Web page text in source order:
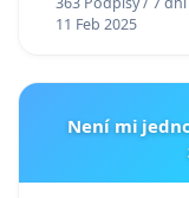
11 Feb 2025
Není mi